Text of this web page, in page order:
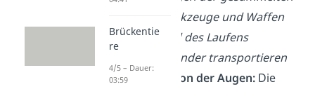
Nahrung, Werkzeuge und Waffen
auch während des Laufens
verwenden, Kinder transportieren
Höhere Position der Augen: Die
Brückentie
re
4/5 – Dauer:
03:59